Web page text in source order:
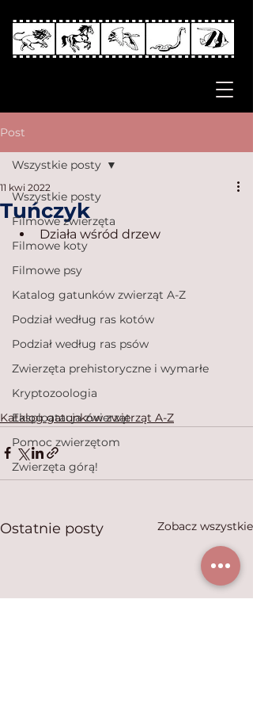
Post
Wszystkie posty
Filmowe zwierzęta
Filmowe koty
Filmowe psy
Katalog gatunków zwierząt A-Z
Podział według ras kotów
Podział według ras psów
Zwierzęta prehistoryczne i wymarłe
Kryptozoologia
Eksploatacja zwierząt
Pomoc zwierzętom
Zwierzęta górą!
Wszystkie posty
Tuńczyk
11 kwi 2022
Działa wśród drzew
Katalog gatunków zwierząt A-Z
Ostatnie posty Zobacz wszystkie